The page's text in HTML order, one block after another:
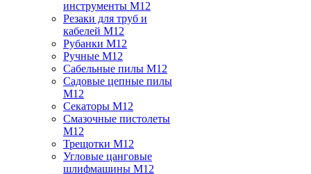
инструменты M12
Резаки для труб и
кабелей M12
Рубанки M12
Ручные M12
Сабельные пилы M12
Садовые цепные пилы
M12
Секаторы M12
Смазочные пистолеты
M12
Трещотки M12
Угловые цанговые
шлифмашины M12